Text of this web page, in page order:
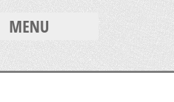
MENU